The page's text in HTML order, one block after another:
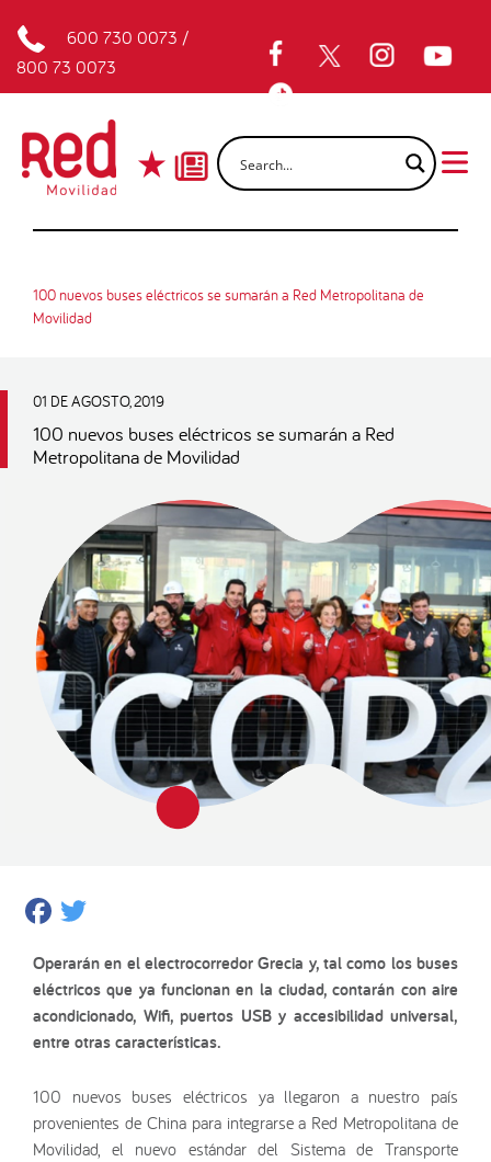
600 730 0073 /
800 73 0073
100 nuevos buses eléctricos se sumarán a Red Metropolitana de
Movilidad
01 DE AGOSTO, 2019
100 nuevos buses eléctricos se sumarán a Red
Metropolitana de Movilidad
Facebook
Operarán en el electrocorredor Grecia y, tal como los buses
eléctricos que ya funcionan en la ciudad, contarán con aire
acondicionado, Wifi, puertos USB y accesibilidad universal,
entre otras características.
100 nuevos buses eléctricos ya llegaron a nuestro país
provenientes de China para integrarse a Red Metropolitana de
Movilidad, el nuevo estándar del Sistema de Transporte